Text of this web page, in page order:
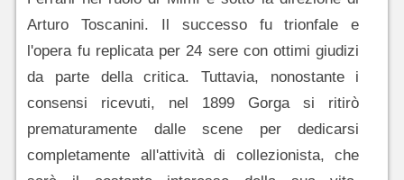
Arturo Toscanini. Il successo fu trionfale e
l'opera fu replicata per 24 sere con ottimi giudizi
da parte della critica. Tuttavia, nonostante i
consensi ricevuti, nel 1899 Gorga si ritirò
prematuramente dalle scene per dedicarsi
completamente all'attività di collezionista, che